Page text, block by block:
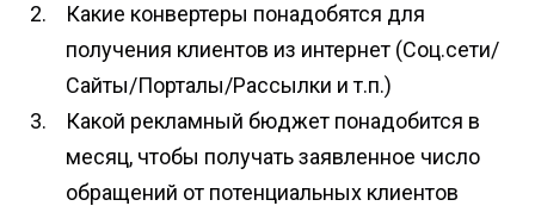
Какие конвертеры понадобятся для
получения клиентов из интернет (Соц.сети/
Сайты/Порталы/Рассылки и т.п.)
Какой рекламный бюджет понадобится в
месяц, чтобы получать заявленное число
обращений от потенциальных клиентов